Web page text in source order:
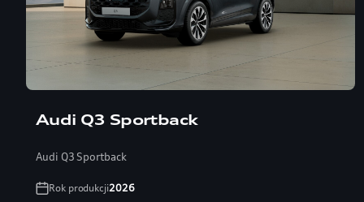
Audi Q3 Sportback
Audi Q3 Sportback
Rok produkcji2026